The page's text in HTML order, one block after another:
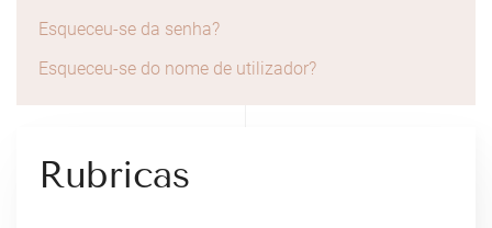
Esqueceu-se da senha?
Esqueceu-se do nome de utilizador?
Rubricas